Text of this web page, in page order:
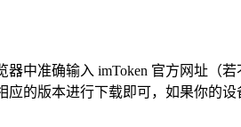
中准确输入 imToken 官方网址
的版本进行下载即可，如果你的